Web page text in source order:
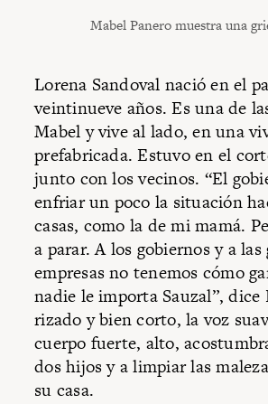
Mabel Panero muestra una
Lorena Sandoval nació en el
veintinueve años. Es una de
Mabel y vive al lado, en una
prefabricada. Estuvo en el
junto con los vecinos. “El
enfriar un poco la situación
casas, como la de mi mamá.
a parar. A los gobiernos y a las
empresas no tenemos cómo
nadie le importa Sauzal”, dice
rizado y bien corto, la voz
cuerpo fuerte, alto,
dos hijos y a limpiar las
su casa.